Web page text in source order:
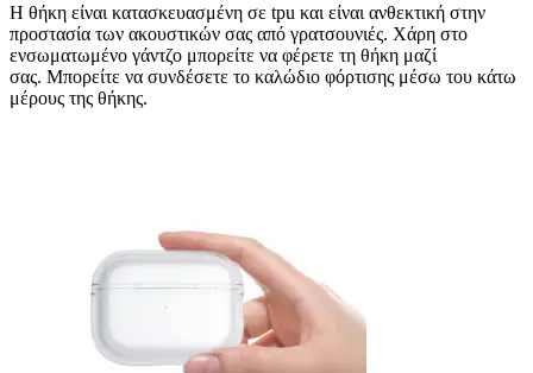
Η θήκη είναι κατασκευασμένη σε tpu και είναι ανθεκτική στην
προστασία των ακουστικών σας από γρατσουνιές. Χάρη στο
ενσωματωμένο γάντζο μπορείτε να φέρετε τη θήκη μαζί
σας. Μπορείτε να συνδέσετε το καλώδιο φόρτισης μέσω του κάτω
μέρους της θήκης.